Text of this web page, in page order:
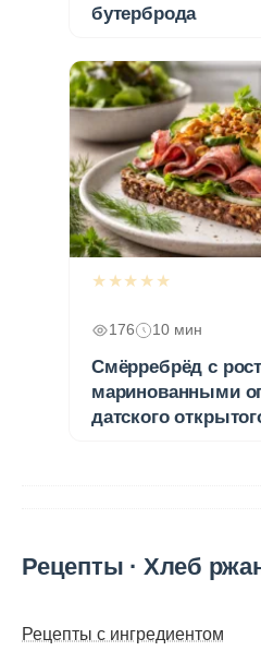
бутерброда
★★★★★
176 10 мин
Смёрребрёд с
маринованными
датского
Рецепты · Хлеб
Рецепты с ингредиентом